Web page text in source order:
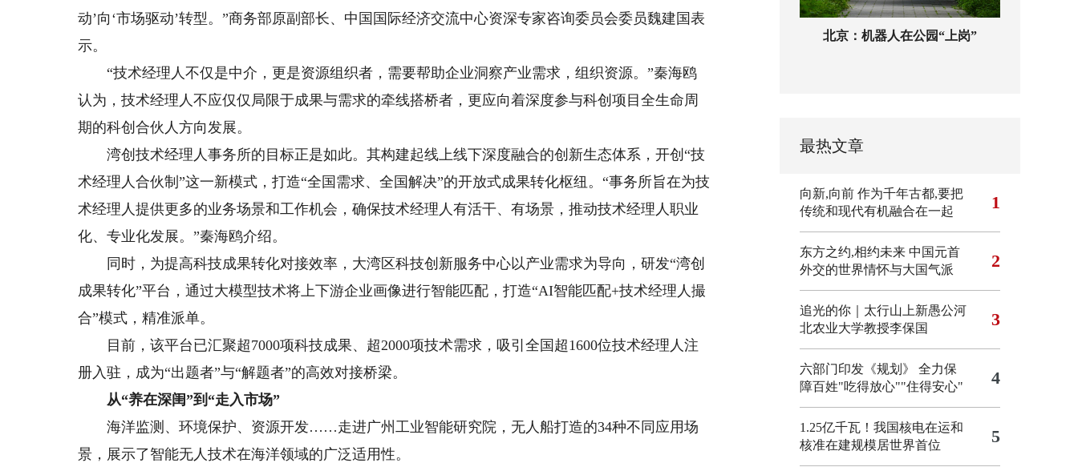
动’向‘市场驱动’转型。”商务部原副部长、中国国际经济交流中心资深专家咨询委员会委员魏建国表
示。
“技术经理人不仅是中介，更是资源组织者，需要帮助企业洞察产业需求，组织资源。”秦海鸥
认为，技术经理人不应仅仅局限于成果与需求的牵线搭桥者，更应向着深度参与科创项目全生命周
期的科创合伙人方向发展。
湾创技术经理人事务所的目标正是如此。其构建起线上线下深度融合的创新生态体系，开创“技
术经理人合伙制”这一新模式，打造“全国需求、全国解决”的开放式成果转化枢纽。“事务所旨在为技
术经理人提供更多的业务场景和工作机会，确保技术经理人有活干、有场景，推动技术经理人职业
化、专业化发展。”秦海鸥介绍。
同时，为提高科技成果转化对接效率，大湾区科技创新服务中心以产业需求为导向，研发“湾创
成果转化”平台，通过大模型技术将上下游企业画像进行智能匹配，打造“AI智能匹配+技术经理人撮
合”模式，精准派单。
目前，该平台已汇聚超7000项科技成果、超2000项技术需求，吸引全国超1600位技术经理人注
册入驻，成为“出题者”与“解题者”的高效对接桥梁。
从“养在深闺”到“走入市场”
海洋监测、环境保护、资源开发……走进广州工业智能研究院，无人船打造的34种不同应用场
景，展示了智能无人技术在海洋领域的广泛适用性。
北京：机器人在公园“上岗”
最热文章
向新,向前 作为千年古都,要把
传统和现代有机融合在一起
1
东方之约,相约未来 中国元首
外交的世界情怀与大国气派
2
追光的你｜太行山上新愚公河
北农业大学教授李保国
3
六部门印发《规划》 全力保
障百姓"吃得放心""住得安心"
4
1.25亿千瓦！我国核电在运和
核准在建规模居世界首位
5